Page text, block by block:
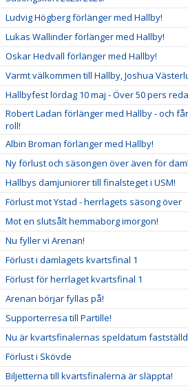
Ludvig Högberg förlänger med Hallby!
Lukas Wallinder förlänger med Hallby!
Oskar Hedvall förlänger med Hallby!
Varmt välkommen till Hallby, Joshua
Hallbyfest lördag 10 maj - Över 50 pers
Robert Ladan förlänger med Hallby - och
roll!
Albin Broman förlänger med Hallby!
Ny förlust och säsongen över även för
Hallbys damjuniorer till finalsteget i USM!
Förlust mot Ystad - herrlagets säsong över
Mot en slutsålt hemmaborg imorgon!
Nu fyller vi Arenan!
Förlust i damlagets kvartsfinal 1
Förlust för herrlaget kvartsfinal 1
Arenan börjar fyllas på!
Supporterresa till Partille!
Nu är kvartsfinalernas speldatum
Förlust i Skövde
Biljetterna till kvartsfinalerna är släppta!